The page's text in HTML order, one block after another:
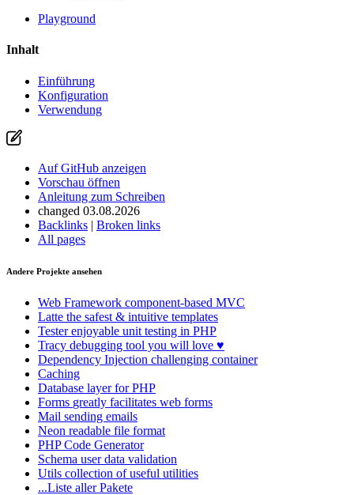
Playground
Inhalt
Einführung
Konfiguration
Verwendung
Auf GitHub anzeigen
Vorschau öffnen
Anleitung zum Schreiben
changed 03.08.2026
Backlinks | Broken links
All pages
Andere Projekte ansehen
Web Framework component-based MVC
Latte the safest & intuitive templates
Testerenjoyable unit testing in PHP
Tracy debugging tool you will love ♥
Dependency Injection challenging container
Caching
Database layer for PHP
Forms greatly facilitates web forms
Mail sending emails
Neon readable file format
PHP Code Generator
Schema user data validation
Utils collection of useful utilities
...Liste aller Pakete